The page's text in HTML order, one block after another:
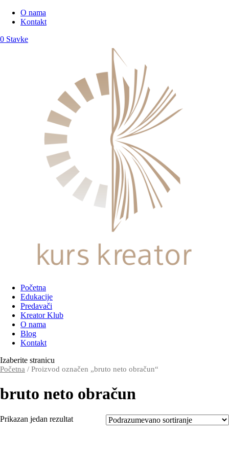
O nama
Kontakt
0 Stavke
Početna
Edukacije
Predavači
Kreator Klub
O nama
Blog
Kontakt
Izaberite stranicu
Početna / Proizvod označen „bruto neto obračun“
bruto neto obračun
Prikazan jedan rezultat